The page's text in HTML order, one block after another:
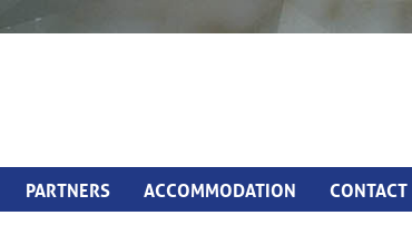
PARTNERS ACCOMMODATION CONTACT